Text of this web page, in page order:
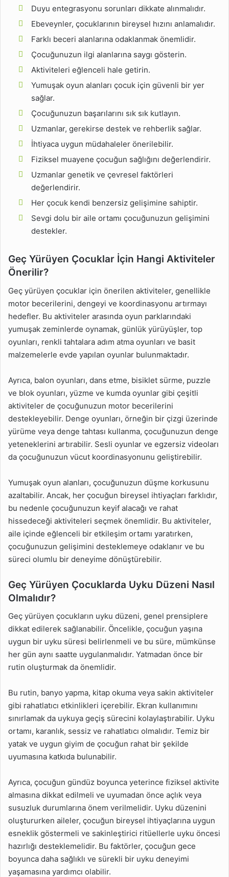
Duyu entegrasyonu sorunları dikkate alınmalıdır.
Ebeveynler, çocuklarının bireysel hızını anlamalıdır.
Farklı beceri alanlarına odaklanmak önemlidir.
Çocuğunuzun ilgi alanlarına saygı gösterin.
Aktiviteleri eğlenceli hale getirin.
Yumuşak oyun alanları çocuk için güvenli bir yer
sağlar.
Çocuğunuzun başarılarını sık sık kutlayın.
Uzmanlar, gerekirse destek ve rehberlik sağlar.
İhtiyaca uygun müdahaleler önerilebilir.
Fiziksel muayene çocuğun sağlığını değerlendirir.
Uzmanlar genetik ve çevresel faktörleri
değerlendirir.
Her çocuk kendi benzersiz gelişimine sahiptir.
Sevgi dolu bir aile ortamı çocuğunuzun gelişimini
destekler.
Geç Yürüyen Çocuklar İçin Hangi Aktiviteler
Önerilir?
Geç yürüyen çocuklar için önerilen aktiviteler, genellikle
motor becerilerini, dengeyi ve koordinasyonu artırmayı
hedefler. Bu aktiviteler arasında oyun parklarındaki
yumuşak zeminlerde oynamak, günlük yürüyüşler, top
oyunları, renkli tahtalara adım atma oyunları ve basit
malzemelerle evde yapılan oyunlar bulunmaktadır.
Ayrıca, balon oyunları, dans etme, bisiklet sürme, puzzle
ve blok oyunları, yüzme ve kumda oyunlar gibi çeşitli
aktiviteler de çocuğunuzun motor becerilerini
destekleyebilir. Denge oyunları, örneğin bir çizgi üzerinde
yürüme veya denge tahtası kullanma, çocuğunuzun denge
yeteneklerini artırabilir. Sesli oyunlar ve egzersiz videoları
da çocuğunuzun vücut koordinasyonunu geliştirebilir.
Yumuşak oyun alanları, çocuğunuzun düşme korkusunu
azaltabilir. Ancak, her çocuğun bireysel ihtiyaçları farklıdır,
bu nedenle çocuğunuzun keyif alacağı ve rahat
hissedeceği aktiviteleri seçmek önemlidir. Bu aktiviteler,
aile içinde eğlenceli bir etkileşim ortamı yaratırken,
çocuğunuzun gelişimini desteklemeye odaklanır ve bu
süreci olumlu bir deneyime dönüştürebilir.
Geç Yürüyen Çocuklarda Uyku Düzeni Nasıl
Olmalıdır?
Geç yürüyen çocukların uyku düzeni, genel prensiplere
dikkat edilerek sağlanabilir. Öncelikle, çocuğun yaşına
uygun bir uyku süresi belirlenmeli ve bu süre, mümkünse
her gün aynı saatte uygulanmalıdır. Yatmadan önce bir
rutin oluşturmak da önemlidir.
Bu rutin, banyo yapma, kitap okuma veya sakin aktiviteler
gibi rahatlatıcı etkinlikleri içerebilir. Ekran kullanımını
sınırlamak da uykuya geçiş sürecini kolaylaştırabilir. Uyku
ortamı, karanlık, sessiz ve rahatlatıcı olmalıdır. Temiz bir
yatak ve uygun giyim de çocuğun rahat bir şekilde
uyumasına katkıda bulunabilir.
Ayrıca, çocuğun gündüz boyunca yeterince fiziksel aktivite
almasına dikkat edilmeli ve uyumadan önce açlık veya
susuzluk durumlarına önem verilmelidir. Uyku düzenini
oluştururken aileler, çocuğun bireysel ihtiyaçlarına uygun
esneklik göstermeli ve sakinleştirici ritüellerle uyku öncesi
hazırlığı desteklemelidir. Bu faktörler, çocuğun gece
boyunca daha sağlıklı ve sürekli bir uyku deneyimi
yaşamasına yardımcı olabilir.